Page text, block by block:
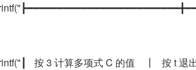
按 3 计算多项式 C 的值    ┃   按 t 退